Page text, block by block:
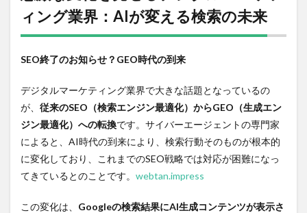
化を
見せ
るデ
ルマ
ティ
ング
業
界：
変え
る検
索の
未来
1.2
ィング業界：AIが変える検索の未来
SEO終了のお知らせ？GEO時代の到来
デジタルマーケティング業界で大きな話題となっているの
が、 従来のSEO（検索エンジン最適化）からGEO（生成エン
ジン最適化）への転換です。サイバーエージェントの専門家
によると、AI時代の到来により、検索行動そのものが根本的
に変化しており、これまでのSEO戦略では対応が困難になっ
てきているとのことです。 webtan.impress
この変化は、 Googleの検索結果にAI生成コンテンツが表示さ